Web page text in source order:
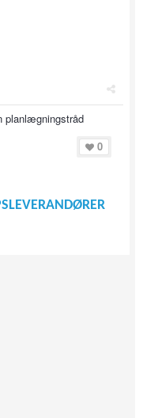
planlægningstråd
0